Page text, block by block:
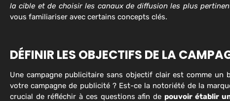
la cible et de choisir les canaux de diffusion les plus
vous familiariser avec certains concepts clés.
DÉFINIR LES OBJECTIFS DE LA
Une campagne publicitaire sans objectif clair est comme un
votre campagne de publicité ? Est-ce la notoriété de la
crucial de réfléchir à ces questions afin depouvoir établir